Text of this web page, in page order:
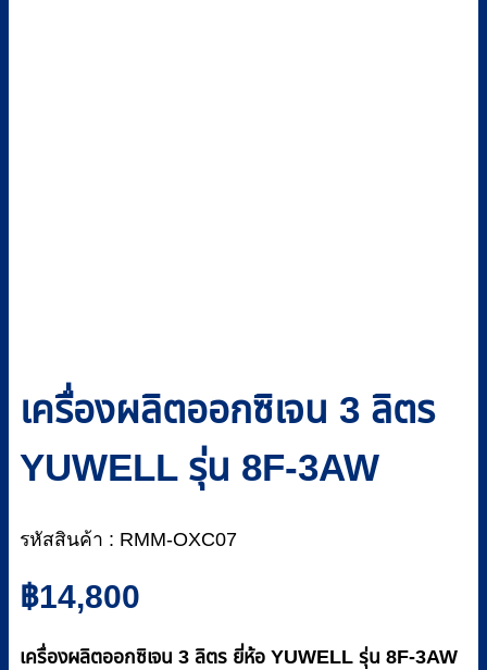
เครื่องผลิตออกซิเจน 3 ลิตร
YUWELL รุ่น 8F-3AW
รหัสสินค้า : RMM-OXC07
฿14,800
เครื่องผลิตออกซิเจน 3 ลิตร ยี่ห้อ YUWELL รุ่น 8F-3AW